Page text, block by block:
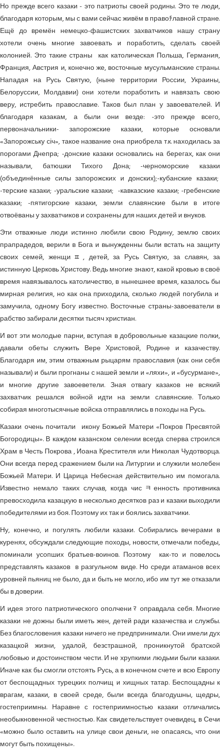
Но прежде всего казаки - это патриоты своей родины. Это те люди,
благодаря которым, мы с вами сейчас живём в правоﾁлавной стране.
Ещё до времён немецко-фашистских захватчиков нашу страну
хотели очень многие завоевать и поработить, сделать своей
колонией. Это такие страны как католическая Польша, Германия,
Франция, Австрия и, конечно же, восточные мусульманские страны.
Нападая на Русь Святую, (ныне территории России, Украины,
Белоруссии, Молдавии) они хотели поработить и навязать свою
веру, истребить православие. Таков был план у завоевателей. И
благодаря казакам, а были они везде: -это прежде всего,
первоначальники- запорожские казаки, которые основали
«Запорожську січ», такое название она приобрела т.к. находилась за
порогами Днепра; -донские казаки основались на берегах, как они
называли, батюшки Тихого Дона; -черноморские казаки
(объединённые силы запорожских и донских);-кубанские казаки;
-терские казаки; -уральские казаки; -кавказские казаки; -гребенские
казаки; -пятигорские казаки, земли славянские были в итоге
отвоёваны у захватчиков и сохранены для наших детей и внуков.
Эти отважные люди истинно любили свою Родину, землю своих
прапрадедов, верили в Бога и вынужденны были встать на защиту
своих семей, женщиﾽ, детей, за Русь Святую, за славян, за
истинную Церковь Христову. Ведь многие знают, какой кровью в своё
время навязывалось католичество, в нынешнее время, казалось бы
мирная религия, но как она приходила, сколько людей погубила и
замучила, одному Богу известно. Восточные страны-завоеватели в
рабство забирали десятки тысяч христиан.
И вот эти молодые парни, вступая в добровольные казацкие полки,
давали обеты служить Вере Христовой, Родине и казачеству.
Благодаря им, этим отважным рыцарям православия (как они себя
называли) и были прогнаны с нашей земли и «ляхи», и «бусурмане»,
и многие другие завоеветели. Зная отвагу казаков не всякий
захватчик решался войной идти на земли славянские. Только
собирая многоты­сячные войска отправлялись в походы на Русь.
Казаки очень почитали икону Божьей Матери «По­кров Пресвятой
Богородицы». В каждом казанском селении всегда сперва строился
Храм в Честь Покрова , Иоана Крестителя или Николая Чудотворца.
Они всегда перед сражением были на Литургии и служили молебен
Божьей Матери. И Царица Небесная действительно им помогала.
Известно немало таких случав, когда чисﾻенность противника
превосходила казацкую в несколько десятков раз и казаки выходили
победителями из боя. Поэтому их так и боялись захватчики.
Ну, конечно, и погулять любили казаки. Собирались вечерами в
куренях, обсуждали следующие походы, новости, отмечали победы,
поминали усопших братьев-воинов. Поэтому как-то и повелось
представлять казаков в разгульном виде. Но среди атаманов всех
уровней пьяниц не было, да и быть не могло, ибо им тут же отказали
бы в доверии.
И идея этого патриотического ополчениﾏ оправдала себя. Многие
казаки не дожны были иметь жен, детей ради казачества и службы.
Без благословения казаки ничего не предпринимали. Они имели дух
казацкой жизни, удалой, безстрашной, проникнутой братской
любовью и достоинством чести. И не хрупкими людьми были казаки.
Иначе как бы смогли отстоять Русь, а в конечном счете и всю Европу
от беспощадных турецких полчищ и хищных татар. Беспощадны к
врагам, казаки, в своей среде, были всегда благодушны, щедры,
гостеприимны. Наравне с гостеприимностью казаки отличались
необыкновенной честностью. Как свидетельствует очевидец, в Сечи
«можно было оставить на улице свои деньги, не опасаясь, что они
могут быть похищены».